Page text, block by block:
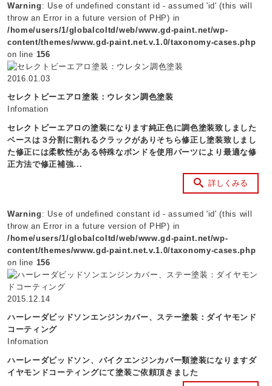
Warning : Use of undefined constant id - assumed 'id' (this will
throw an Error in a future version of PHP) in
/home/users/1/globalcoltd/web/www.gd-paint.net/wp-
content/themes/www.gd-paint.net.v.1.0/taxonomy-cases.php
on line 156
2016.01.03
セレクトビーエアロ塗装：ウレタン調色塗装
Infomation
セレクトビーエアロの塗装になります純正色に調色塗装致しました
ベースは３分割に割れるクラックがありそちら修正し塗装致しまし
た修正には柔軟性がある特殊なボンドを使用パーツにより最適な修
正方法で修正補強...
詳しくみる
Warning : Use of undefined constant id - assumed 'id' (this will
throw an Error in a future version of PHP) in
/home/users/1/globalcoltd/web/www.gd-paint.net/wp-
content/themes/www.gd-paint.net.v.1.0/taxonomy-cases.php
on line 156
2015.12.14
ハーレーダビッドソンエンジンカバー、ステー塗装：ダイヤモンド
コーティング
Infomation
ハーレーダビッドソン、バイクエンジンカバー類塗装になりますダ
イヤモンドコーティングにて塗装ご依頼頂きました